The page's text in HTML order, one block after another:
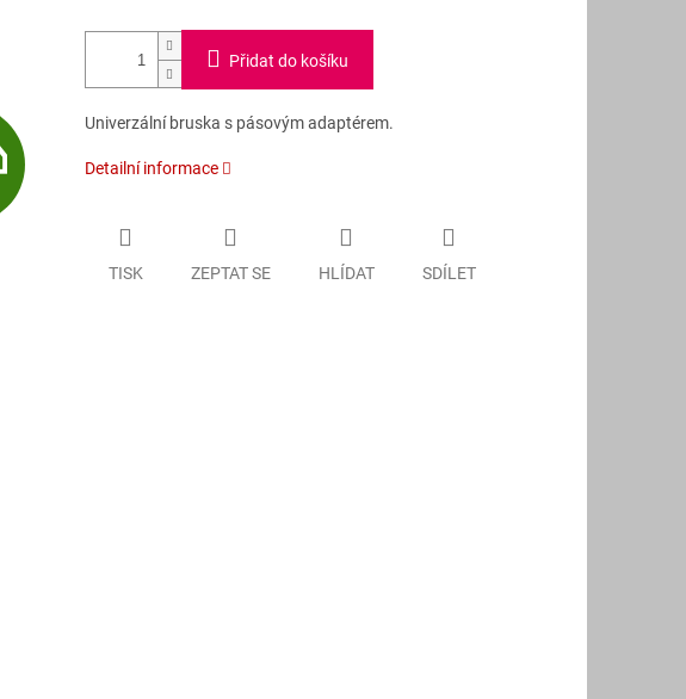
Z
D
Přidat do košíku
Univerzální bruska s pásovým adaptérem.
Detailní informace
TISK ZEPTAT SE HLÍDAT SDÍLET